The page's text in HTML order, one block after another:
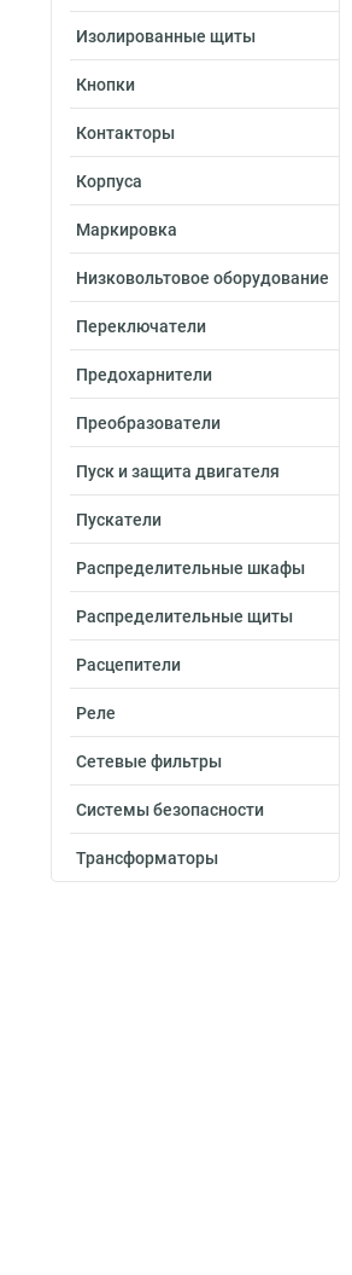
Изолированные щиты
Кнопки
Контакторы
Корпуса
Маркировка
Низковольтовое оборудование
Переключатели
Предохарнители
Преобразователи
Пуск и защита двигателя
Пускатели
Распределительные шкафы
Распределительные щиты
Расцепители
Реле
Сетевые фильтры
Системы безопасности
Трансформаторы